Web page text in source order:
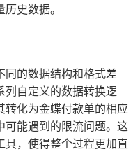
史数据。
同的数据结构和格式差
列自定义的数据转换逻
化为金蝶付款单的相应
可能遇到的限流问题。这
，使得整个过程更加直